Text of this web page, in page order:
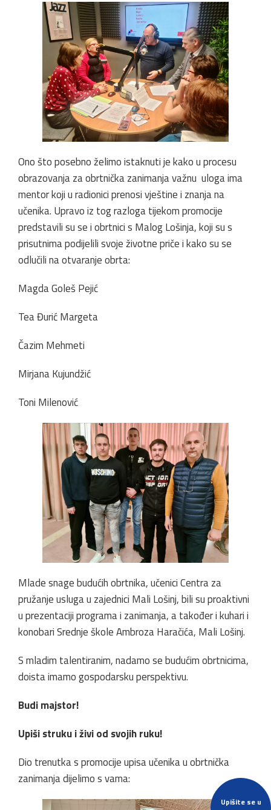
Upišite se u
Ono što posebno želimo istaknuti je kako u procesu
obrazovanja za obrtnička zanimanja važnu uloga ima
mentor koji u radionici prenosi vještine i znanja na
učenika. Upravo iz tog razloga tijekom promocije
predstavili su se i obrtnici s Malog Lošinja, koji su s
prisutnima podijelili svoje životne priče i kako su se
odlučili na otvaranje obrta:
Magda Goleš Pejić
Tea Đurić Margeta
Čazim Mehmeti
Mirjana Kujundžić
Toni Milenović
Mlade snage budućih obrtnika, učenici Centra za
pružanje usluga u zajednici Mali Lošinj, bili su proaktivni
u prezentaciji programa i zanimanja, a također i kuhari i
konobari Srednje škole Ambroza Haračića, Mali Lošinj.
S mladim talentiranim, nadamo se budućim obrtnicima,
doista imamo gospodarsku perspektivu.
Budi majstor!
Upiši struku i živi od svojih ruku!
Dio trenutka s promocije upisa učenika u obrtnička
zanimanja dijelimo s vama: